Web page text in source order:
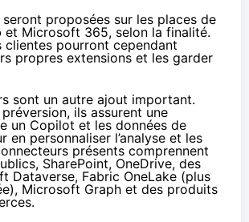
proposées sur les places de
et Microsoft 365, selon la finalité.
clientes pourront cependant
propres extensions et les garder
sont un autre ajout important.
ils assurent une
un Copilot et les données de
en personnaliser l’analyse et les
présents comprennent
SharePoint, OneDrive, des
Dataverse, Fabric OneLake (plus
Microsoft Graph et des produits